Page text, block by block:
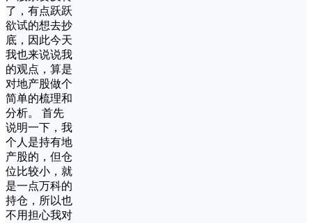
了，有点跃跃
欲试的想去抄
底，因此今天
我也来说说我
的观点，算是
对地产股做个
简单的梳理和
分析。 首先
说明一下，我
个人是持有地
产股的，但仓
位比较小，就
是一点万科的
持仓，所以也
不用担心我对